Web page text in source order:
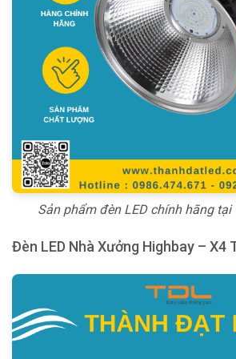
Sản phẩm đèn LED chính hãng
Đèn LED Nhà Xưởng Highbay – X4